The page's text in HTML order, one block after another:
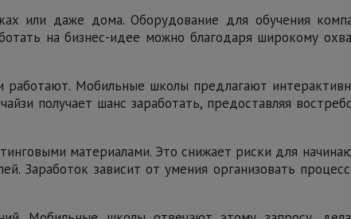
или даже дома. Оборудование для обучения
на бизнес-идее можно благодаря широкому
Мобильные школы предлагают
получает шанс заработать, предоставляя
материалами. Это снижает риски для
Заработок зависит от умения организовать